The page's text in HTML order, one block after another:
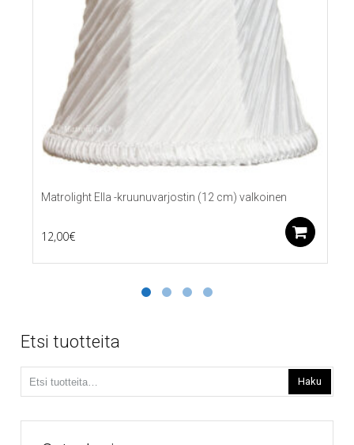
Matrolight Ella -kruunuvarjostin (12 cm) valkoinen
12,00€
Etsi tuotteita
Haku